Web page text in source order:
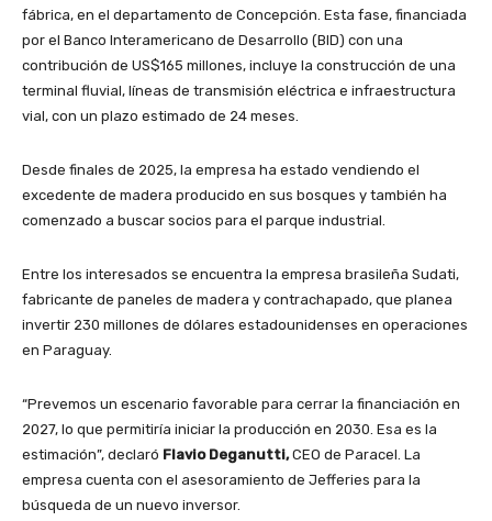
fábrica, en el departamento de Concepción. Esta fase, financiada
por el Banco Interamericano de Desarrollo (BID) con una
contribución de US$165 millones, incluye la construcción de una
terminal fluvial, líneas de transmisión eléctrica e infraestructura
vial, con un plazo estimado de 24 meses.
Desde finales de 2025, la empresa ha estado vendiendo el
excedente de madera producido en sus bosques y también ha
comenzado a buscar socios para el parque industrial.
Entre los interesados ​​se encuentra la empresa brasileña Sudati,
fabricante de paneles de madera y contrachapado, que planea
invertir 230 millones de dólares estadounidenses en operaciones
en Paraguay.
“Prevemos un escenario favorable para cerrar la financiación en
2027, lo que permitiría iniciar la producción en 2030. Esa es la
estimación”, declaró Flavio Deganutti,CEO de Paracel. La
empresa cuenta con el asesoramiento de Jefferies para la
búsqueda de un nuevo inversor.